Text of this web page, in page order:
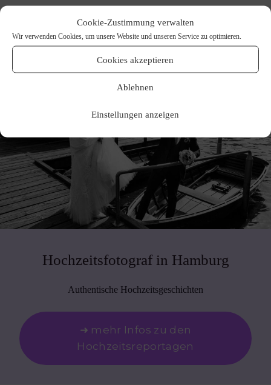
Cookie-Zustimmung verwalten
Wir verwenden Cookies, um unsere Website und unseren Service zu optimieren.
Cookies akzeptieren
Ablehnen
Einstellungen anzeigen
Hochzeitsfotograf in Hamburg
Authentische Hochzeitsgeschichten
➜ mehr Infos zu den
Hochzeitsreportagen